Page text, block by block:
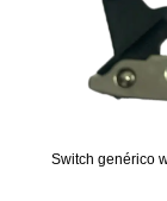
Switch genérico